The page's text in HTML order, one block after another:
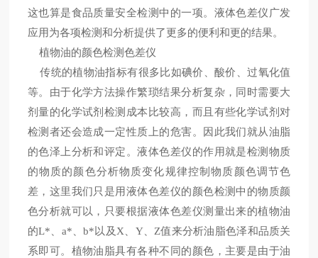
这也算是食品质量安全检测中的一项。液体色差仪广发
应用为各项检测和分析提供了更多的便利和更的结果。
植物油的颜色检测色差仪
传统的植物油指标有很多比如碘价、酸价、过氧化值
等。由于化学方法操作繁琐结果分析复杂，同时需要大
剂量的化学试剂检测成本比较高，而且有些化学试剂对
检测者还会造成一定性质上的危害。因此我们就从油脂
的色泽上分析和评定。液体色差仪的作用就是检测物质
的物质的颜色分析物质变化规律控制物质颜色调节色
差，这里我们只是用液体色差仪的颜色检测中的物质颜
色分析就可以，只要根据液体色差仪测量出来的植物油
的L*、 a*、b*以及X、 Y、Z值来分析油脂色泽和品质关
系即可。植物油脂具有各种不同的颜色，主要是由于油